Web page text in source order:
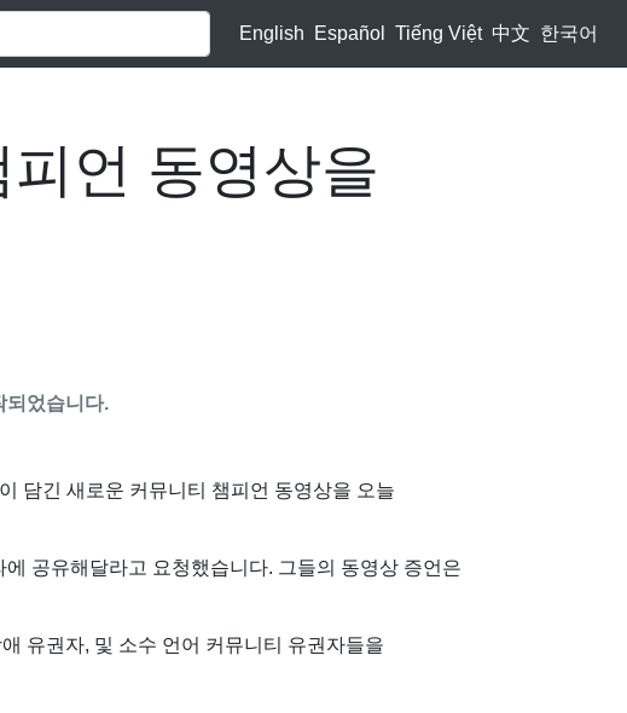
English Español Tiếng Việt 中文 한국어
언 동영상을
되었습니다.
담긴 새로운 커뮤니티 챔피언 동영상을 오늘
공유해달라고 요청했습니다. 그들의 동영상 증언은
유권자, 및 소수 언어 커뮤니티 유권자들을